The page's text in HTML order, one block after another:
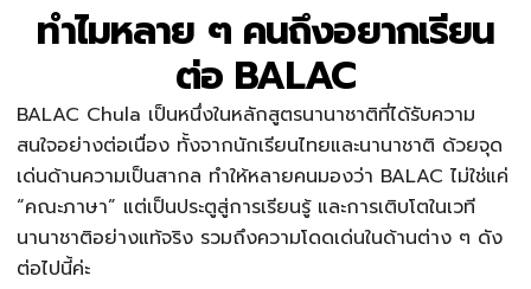
ทำไมหลาย ๆ คนถึงอยากเรียน
ต่อ BALAC
BALAC Chula เป็นหนึ่งในหลักสูตรนานาชาติที่ได้รับความ
สนใจอย่างต่อเนื่อง ทั้งจากนักเรียนไทยและนานาชาติ ด้วยจุด
เด่นด้านความเป็นสากล ทำให้หลายคนมองว่า BALAC ไม่ใช่แค่
“คณะภาษา” แต่เป็นประตูสู่การเรียนรู้ และการเติบโตในเวที
นานาชาติอย่างแท้จริง รวมถึงความโดดเด่นในด้านต่าง ๆ ดัง
ต่อไปนี้ค่ะ